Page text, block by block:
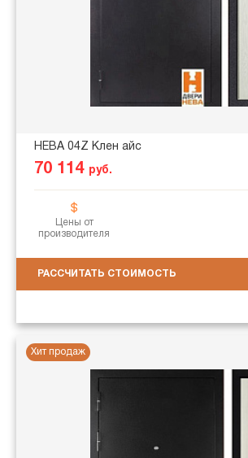
НЕВА 04Z Клен айс
70 114 руб.
Цены от
производителя
РАССЧИТАТЬ СТОИМОСТЬ
Хит продаж